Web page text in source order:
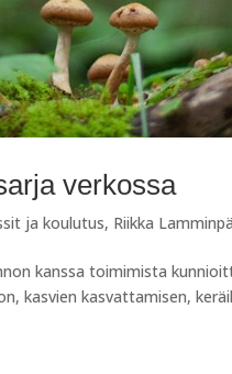
verkossa
ja koulutus, Riikka
kanssa toimimista
kasvien kasvattamisen,